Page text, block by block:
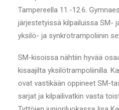
Tampereella 11.-12.6.
järjestetyissä kilpailuissa SM-
yksilö- ja synkrotrampoliinin
SM-kisoissa nähtiin hyvää
kisaajilta yksilötrampoliinilla.
ovat vastikään oppineet SM-
sarjat ja kilpailivatkin vasta